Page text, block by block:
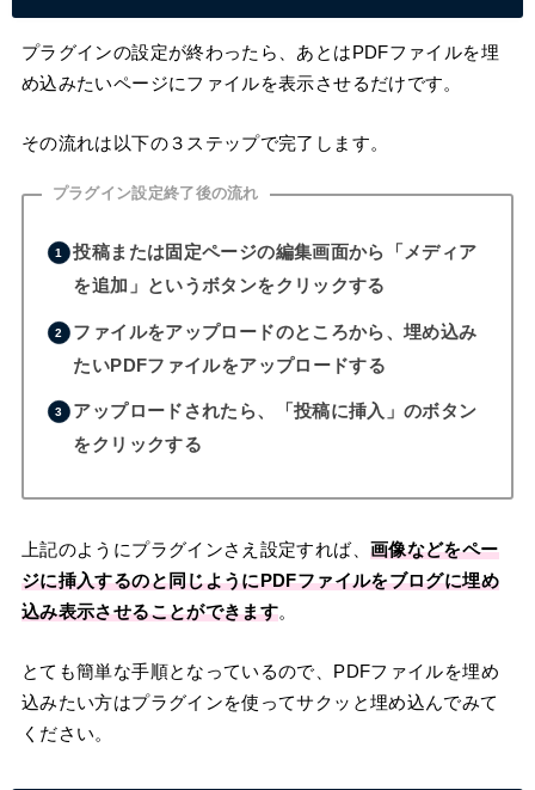
プラグインの設定が終わったら、あとはPDFファイルを埋
め込みたいページにファイルを表示させるだけです。
その流れは以下の３ステップで完了します。
プラグイン設定終了後の流れ
投稿または固定ページの編集画面から「メディア
を追加」というボタンをクリックする
ファイルをアップロードのところから、埋め込み
たいPDFファイルをアップロードする
アップロードされたら、「投稿に挿入」のボタン
をクリックする
上記のようにプラグインさえ設定すれば、 画像などをペー
ジに挿入するのと同じようにPDFファイルをブログに埋め
込み表示させることができます。
とても簡単な手順となっているので、PDFファイルを埋め
込みたい方はプラグインを使ってサクッと埋め込んでみて
ください。